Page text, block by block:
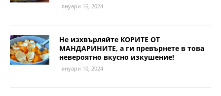
януари 16, 2024
Не изхвърляйте КОРИТЕ ОТ
МАНДАРИНИТЕ, а ги превърнете в това
невероятно вкусно изкушение!
януари 10, 2024